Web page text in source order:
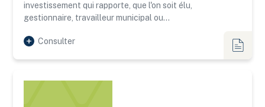
investissement qui rapporte, que l'on soit élu,
gestionnaire, travailleur municipal ou…
Consulter
Fiches